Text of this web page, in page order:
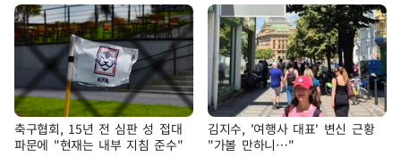
축구협회, 15년 전 심판 성 접대
파문에 "현재는 내부 지침 준수"
김지수, '여행사 대표' 변신 근황
"가볼 만하니…"